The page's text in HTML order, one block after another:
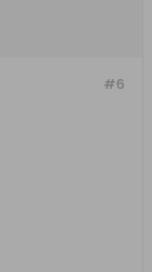
#6